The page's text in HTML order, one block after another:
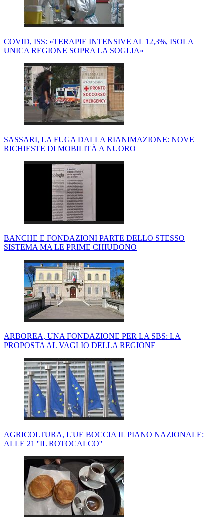
COVID, ISS: «TERAPIE INTENSIVE AL 12,3%, ISOLA
UNICA REGIONE SOPRA LA SOGLIA»
SASSARI, LA FUGA DALLA RIANIMAZIONE: NOVE
RICHIESTE DI MOBILITÀ A NUORO
BANCHE E FONDAZIONI PARTE DELLO STESSO
SISTEMA MA LE PRIME CHIUDONO
ARBOREA, UNA FONDAZIONE PER LA SBS: LA
PROPOSTA AL VAGLIO DELLA REGIONE
AGRICOLTURA, L'UE BOCCIA IL PIANO NAZIONALE:
ALLE 21 ''IL ROTOCALCO''